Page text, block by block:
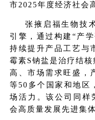
市2025年度经济社会
张掖启福生物技
引擎，通过构建“产
持续提升产品工艺与
霉素S钠盐是治疗结
高、市场需求旺盛，
等50多个国家和地区
场活力。该公司同样
会高质量发展先进集体